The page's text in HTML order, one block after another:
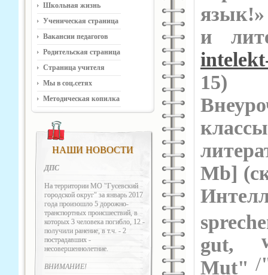
Школьная жизнь
Ученическая страница
Вакансии педагогов
Родительская страница
Страница учителя
Мы в соц.сетях
Методическая копилка
НАШИ НОВОСТИ
ДПС
На территории МО "Гусевский
городской округ" за январь 2017
года произошло 5 дорожно-
транспортных происшествий, в
которых 3 человека погибло, 12 -
получили ранение, в т.ч. - 2
пострадавших -
несовершеннолетние.
ВНИМАНИЕ!
язык!»
и
15)
В
Mb]
gut,
Mut" /